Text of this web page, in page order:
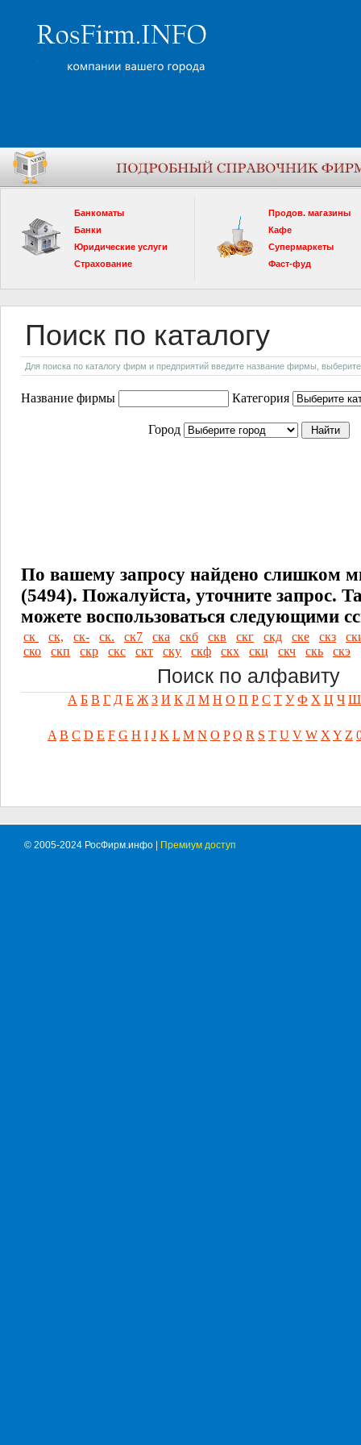
Банкоматы
Банки
Юридические услуги
Страхование
Продов. магазины
Кафе
Супермаркеты
Фаст-фуд
Поиск по каталогу
Для поиска по каталогу фирм и предприятий введите название фирмы, выберите
Название фирмы Категория
Город
По вашему запросу найдено слишком
(5494). Пожалуйста, уточните запрос.
можете воспользоваться следующими
ск ск, ск- ск. ск7 ска скб скв скг скд ске скз
ско
скп скр скс скт ску скф скх скц скч скь скэ
Поиск по алфавиту
А Б В Г Д Е Ж З И К Л М Н О П Р С Т У Ф Х Ц Ч Ш
A B C D E F G H I J K L M N O P Q R S T U V W X Y Z
© 2005-2024 РосФирм.инфо | Премиум доступ